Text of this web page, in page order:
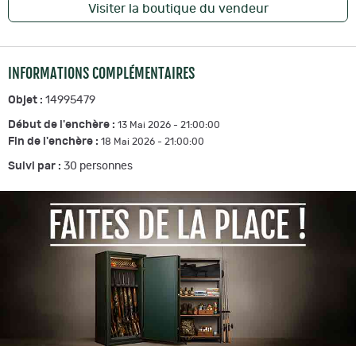
Visiter la boutique du vendeur
INFORMATIONS COMPLÉMENTAIRES
Objet : 14995479
Début de l'enchère : 13 Mai 2026 - 21:00:00
Fin de l'enchère : 18 Mai 2026 - 21:00:00
Suivi par : 30 personnes